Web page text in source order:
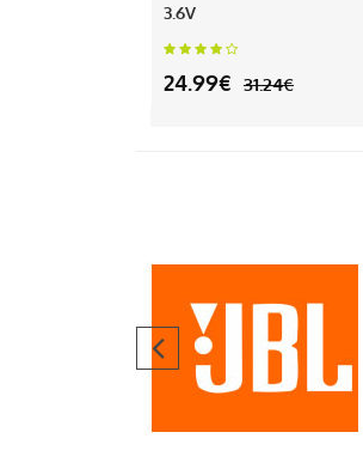
3.6V
24.99€ 31.24€